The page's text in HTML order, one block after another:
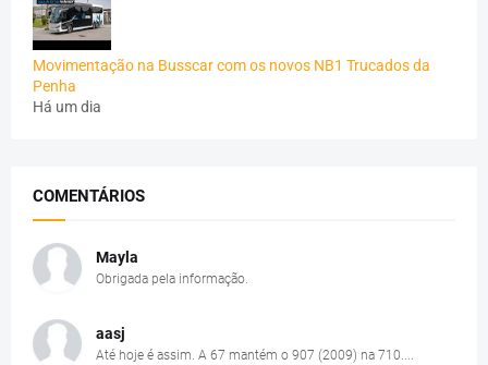
Movimentação na Busscar com os novos NB1 Trucados da
Penha
Há um dia
COMENTÁRIOS
Mayla
Obrigada pela informação.
aasj
Até hoje é assim. A 67 mantém o 907 (2009) na 710....